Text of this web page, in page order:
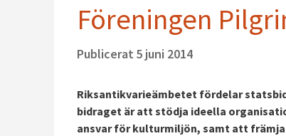
Föreningen
Publicerat 5 juni 2014
Riksantikvarieämbetet fördelar
bidraget är att stödja ideella
ansvar för kulturmiljön, samt att främja